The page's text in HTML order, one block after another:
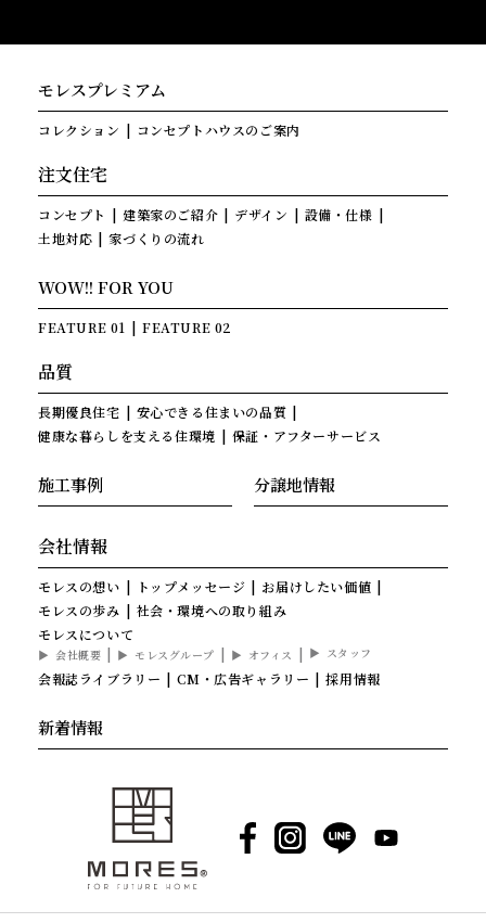
モレスプレミアム
コレクション コンセプトハウスのご案内
注文住宅
コンセプト 建築家のご紹介 デザイン
設備・仕様
土地対応
家づくりの流れ
WOW!! FOR YOU
FEATURE 01 FEATURE 02
品質
長期優良住宅
安心できる住まいの品質
健康な暮らしを支える住環境
保証・アフターサービス
施工事例 分譲地情報
会社情報
モレスの想い トップメッセージ
お届けしたい価値
モレスの歩み
社会・環境への取り組み
モレスについて
会社概要 モレスグループ オフィス スタッフ
会報誌ライブラリー CM・広告ギャラリー 採用情報
新着情報
Facebook
Instagram
LINE YouTube